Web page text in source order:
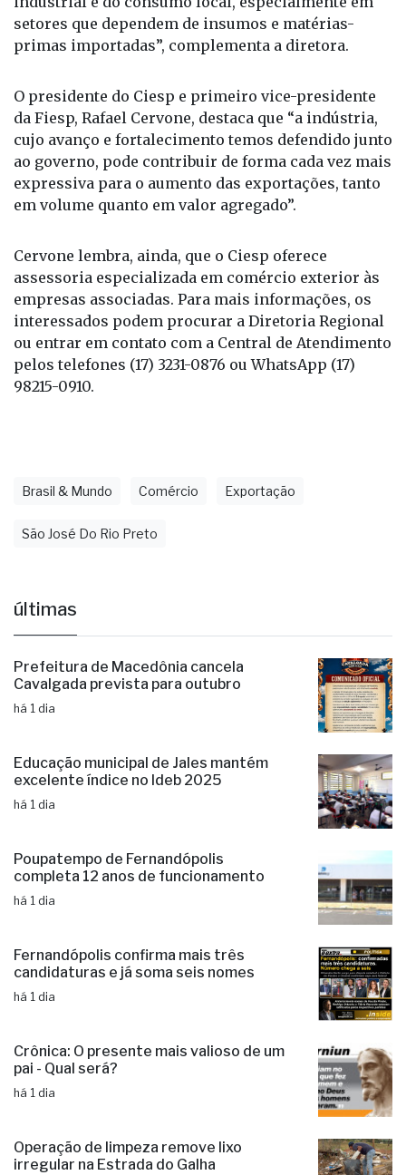
setores que dependem de insumos e matérias-
primas importadas”, complementa a diretora.
O presidente do Ciesp e primeiro vice-presidente
da Fiesp, Rafael Cervone, destaca que “a indústria,
cujo avanço e fortalecimento temos defendido junto
ao governo, pode contribuir de forma cada vez mais
expressiva para o aumento das exportações, tanto
em volume quanto em valor agregado”.
Cervone lembra, ainda, que o Ciesp oferece
assessoria especializada em comércio exterior às
empresas associadas. Para mais informações, os
interessados podem procurar a Diretoria Regional
ou entrar em contato com a Central de Atendimento
pelos telefones (17) 3231-0876 ou WhatsApp (17)
98215-0910.
Brasil & Mundo Comércio Exportação
São José Do Rio Preto
últimas
Prefeitura de Macedônia cancela
Cavalgada prevista para outubro
há 1 dia
Educação municipal de Jales mantém
excelente índice no Ideb 2025
há 1 dia
Poupatempo de Fernandópolis
completa 12 anos de funcionamento
há 1 dia
Fernandópolis confirma mais três
candidaturas e já soma seis nomes
há 1 dia
Crônica: O presente mais valioso de um
pai - Qual será?
há 1 dia
Operação de limpeza remove lixo
irregular na Estrada do Galha